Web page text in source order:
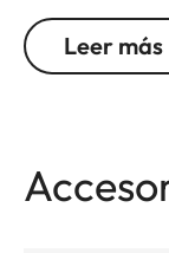
funcionalidad
Y deja fuera lo
Leer más